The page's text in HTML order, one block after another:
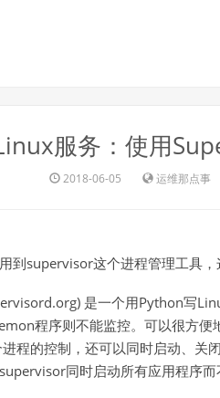
服务：使用
2018-06-05 运维那点事
到supervisor这个进程管理工具，
是一个用Python写
程序则不能监控。可以很方
程的控制，还可以同时启动、关
同时启动所有应用程序而